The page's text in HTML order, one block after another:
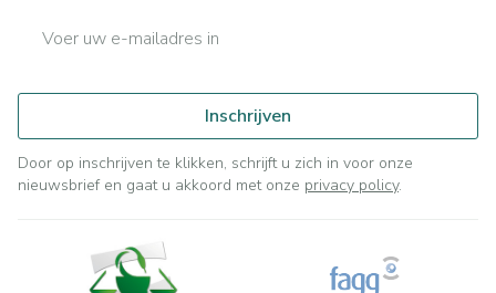
Inschrijven
Door op inschrijven te klikken, schrijft u zich in voor onze
nieuwsbrief en gaat u akkoord met onze privacy policy.